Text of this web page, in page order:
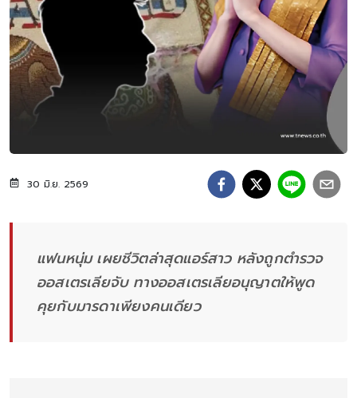
30 มิ.ย. 2569
แฟนหนุ่ม เผยชีวิตล่าสุดแอร์สาว หลังถูกตำรวจ
ออสเตรเลียจับ ทางออสเตรเลียอนุญาตให้พูด
คุยกับมารดาเพียงคนเดียว